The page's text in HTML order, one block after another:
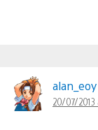
alan_eoy
20/07/2013